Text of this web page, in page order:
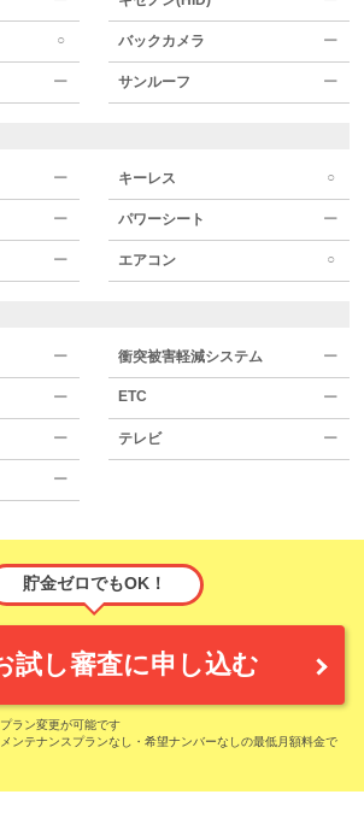
○ バックカメラ ー
ー サンルーフ ー
ー キーレス ○
ー パワーシート ー
ー エアコン ○
ー 衝突被害軽減システム ー
ー ETC ー
ー テレビ ー
ー
貯金ゼロでもOK！
試し審査に申し込む
ラン変更が可能です
ンテナンスプランなし・希望ナンバーなしの最低月額料金で